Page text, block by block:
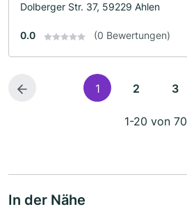
Dolberger Str. 37, 59229 Ahlen
0.0 (0 Bewertungen)
1 2 3
1-20 von 70
In der Nähe